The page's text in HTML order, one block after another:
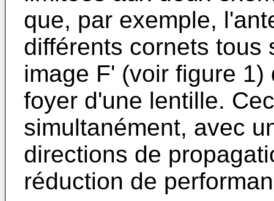
que, par exemple,
différents cornets tous
image F' (voir figure
foyer d'une lentille.
simultanément, avec
directions de
réduction de